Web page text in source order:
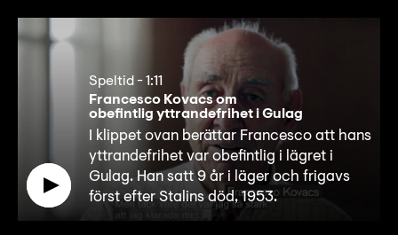
Speltid -1:11
Francesco Kovacs om
obefintlig yttrandefrihet i Gulag
I klippet ovan berättar Francesco att hans
yttrandefrihet var obefintlig i lägret i
Gulag. Han satt 9 år i läger och frigavs
först efter Stalins död, 1953.